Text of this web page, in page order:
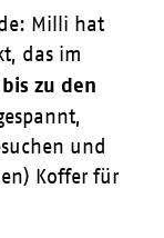
Milli hat
das im
bis zu den
und
Koffer für